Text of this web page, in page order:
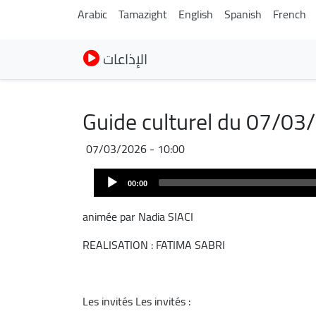
Arabic Tamazight English Spanish French
الإذاعات
Guide culturel du 07/
07/03/2026 - 10:00
Audio
Player 00:00
animée par Nadia SIACI
REALISATION : FATIMA SABRI
Les invités Les invités :